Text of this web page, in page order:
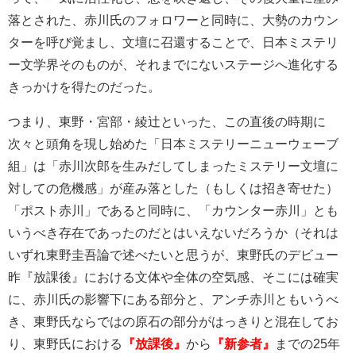
落とされた、赤川氏のフォロワーと同時に、大勢のカウン
ターを呼び覚まし、文壇に召還することで、日本ミステリ
ー文学界そのものが、それまでにないステージへ進化する
きっかけを得たのだった。
つまり、東野・宮部・綾辻といった、この直後の時期に
次々と頭角を現し始めた「日本ミステリーニューウェーブ
組」は「赤川次郎を生みだしてしまったミステリー文壇に
対しての危機感」が産み落とした（もしくは招き寄せた）
「ポスト赤川」であると同時に、「カウンター赤川」とも
いうべき存在であったのだとはいえないだろうか（それは
いずれ東野圭吾論で述べたいと思うが、東野氏のデビュー
昨『放課後』における文体や全体の空気感、そこには確実
に、赤川氏の影響下にある部分と、アンチ赤川ともいうべ
き、東野氏ならではの原石の部分がはっきりと混在してお
り、東野氏における
『放課後』 から 『新参者』
までの25年